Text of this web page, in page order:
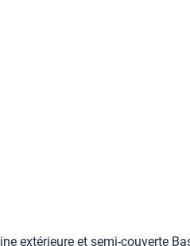
extérieure et semi-couverte